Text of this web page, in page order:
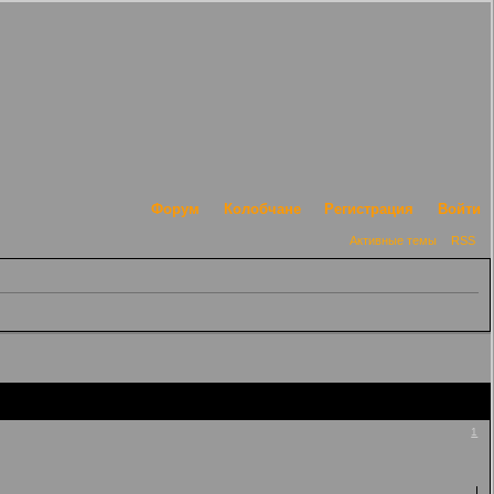
Форум Колобчане Регистрация Войти
Активные темы RSS
1